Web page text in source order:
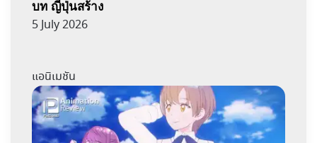
บท ญี่ปุ่นสร้าง
5 July 2026
แอนิเมชัน